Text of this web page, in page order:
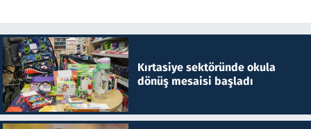
Kırtasiye sektöründe okula
dönüş mesaisi başladı